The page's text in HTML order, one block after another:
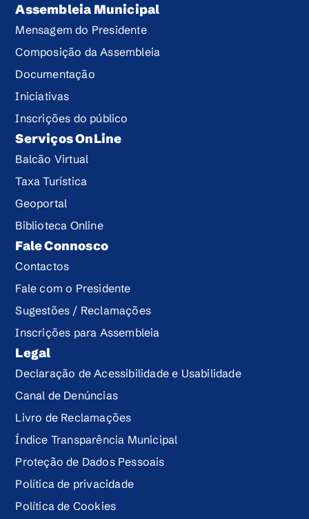
Assembleia Municipal
Mensagem do Presidente
Composição da Assembleia
Documentação
Iniciativas
Inscrições do público
Serviços OnLine
Balcão Virtual
Taxa Turística
Geoportal
Biblioteca Online
Fale Connosco
Contactos
Fale com o Presidente
Sugestões / Reclamações
Inscrições para Assembleia
Legal
Declaração de Acessibilidade e Usabilidade
Canal de Denúncias
Livro de Reclamações
Índice Transparência Municipal
Proteção de Dados Pessoais
Política de privacidade
Política de Cookies